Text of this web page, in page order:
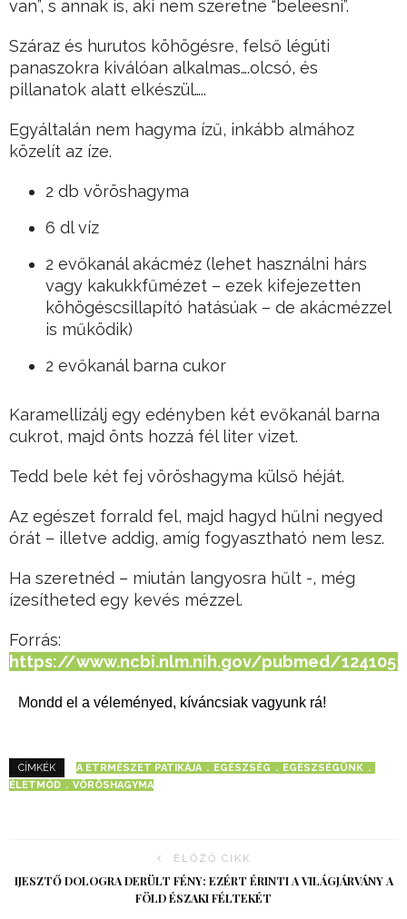
van”, s annak is, aki nem szeretne “beleesni”.
Száraz és hurutos köhögésre, felső légúti
panaszokra kiválóan alkalmas….olcsó, és
pillanatok alatt elkészül…..
Egyáltalán nem hagyma ízű, inkább almához
közelít az íze.
2 db vöröshagyma
6 dl víz
2 evőkanál akácméz (lehet használni hárs
vagy kakukkfűmézet – ezek kifejezetten
köhögéscsillapító hatásúak – de akácmézzel
is működik)
2 evőkanál barna cukor
Karamellizálj egy edényben két evőkanál barna
cukrot, majd önts hozzá fél liter vizet.
Tedd bele két fej vöröshagyma külső héját.
Az egészet forrald fel, majd hagyd hűlni negyed
órát – illetve addig, amíg fogyasztható nem lesz.
Ha szeretnéd – miután langyosra hűlt -, még
ízesítheted egy kevés mézzel.
Forrás:
https://www.ncbi.nlm.nih.gov/pubmed/
Mondd el a véleményed, kíváncsiak vagyunk rá!
CÍMKÉK A ETRMÉSZET PATIKÁJA EGÉSZSÉG
EGÉSZSÉGÜNK
ÉLETMÓD
VÖRÖSHAGYMA
ELŐZŐ CIKK
IJESZTŐ DOLOGRA DERÜLT FÉNY: EZÉRT ÉRINTI A VILÁGJÁRVÁNY A
FÖLD ÉSZAKI FÉLTEKÉT